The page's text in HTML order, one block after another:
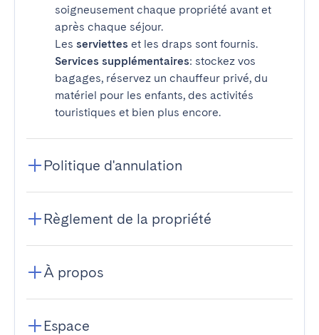
soigneusement chaque propriété avant et
après chaque séjour.
Les serviettes et les draps sont fournis.
Services supplémentaires: stockez vos
bagages, réservez un chauffeur privé, du
matériel pour les enfants, des activités
touristiques et bien plus encore.
Politique d'annulation
Règlement de la propriété
À propos
Espace